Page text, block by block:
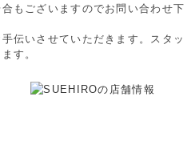
もございますのでお問い合わせ下
伝いさせていただきます。スタッ
す。